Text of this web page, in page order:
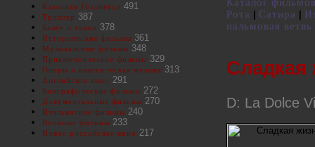
Рота
Сатира
пальмовая ветвь
Сладкая
D: La Dolce
Классика Голливуда 491
Триллер 387
Балет и танец 378
Исторические фильмы 361
Музыкальные фильмы 348
Приключенческие фильмы 329
Оперы и классическая музыка 313
Английское кино 291
Биографические фильмы 272
Документальные фильмы 270
Итальянские фильмы 240
Военные фильмы 233
Новое российское кино 217